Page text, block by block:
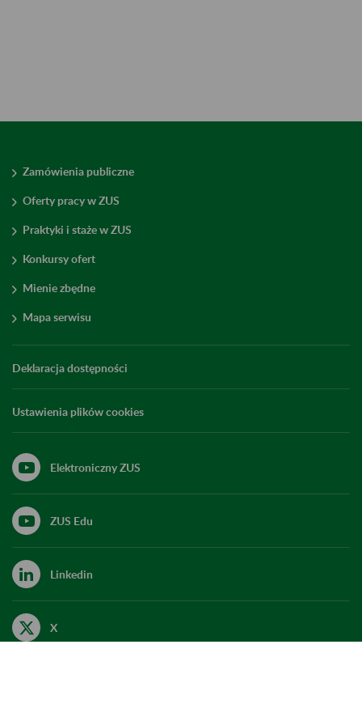
Zamówienia publiczne
Oferty pracy w ZUS
Praktyki i staże w ZUS
Konkursy ofert
Mienie zbędne
Mapa serwisu
Deklaracja dostępności
Ustawienia plików cookies
Elektroniczny ZUS
ZUS Edu
Linkedin
X